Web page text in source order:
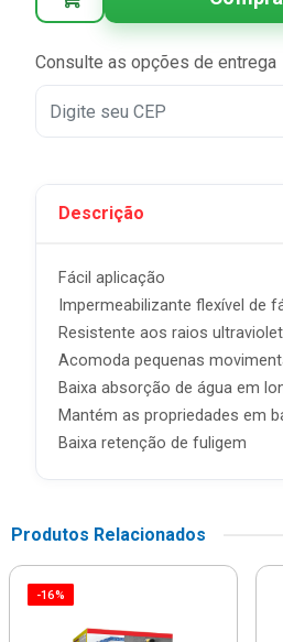
Consulte as opções de entrega
Descrição
Fácil aplicação
Impermeabilizante flexível de
Resistente aos raios
Acomoda pequenas
Baixa absorção de água em
Mantém as propriedades em
Baixa retenção de fuligem
Produtos Relacionados
-16%